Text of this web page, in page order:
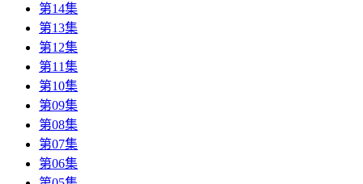
第14集
第13集
第12集
第11集
第10集
第09集
第08集
第07集
第06集